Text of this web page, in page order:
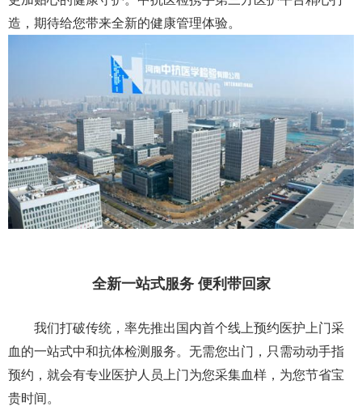
造，期待给您带来全新的健康管理体验。
全新一站式服务 便利带回家
我们打破传统，率先推出国内首个线上预约医护上门采
血的一站式中和抗体检测服务。无需您出门，只需动动手指
预约，就会有专业医护人员上门为您采集血样，为您节省宝
贵时间。